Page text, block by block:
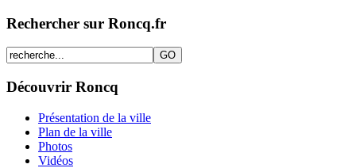
Rechercher sur Roncq.fr
Découvrir Roncq
Présentation de la ville
Plan de la ville
Photos
Vidéos